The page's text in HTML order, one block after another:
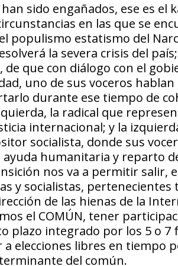
sido engañados, ese es el
en las que se
populismo estatismo del
la severa crisis del
que con diálogo con el
uno de sus voceros hablan
durante ese tiempo de
la radical que
internacional; y la
socialista, donde sus
humanitaria y reparto
nos va a permitir salir,
y socialistas, pertenecientes
de las hienas de la
el COMÚN, tener
plazo integrado por los 5 o 7
a elecciones libres en tiempo
del común.